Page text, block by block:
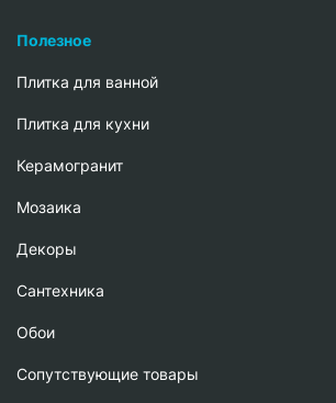
Полезное
Плитка для ванной
Плитка для кухни
Керамогранит
Мозаика
Декоры
Сантехника
Обои
Сопутствующие товары